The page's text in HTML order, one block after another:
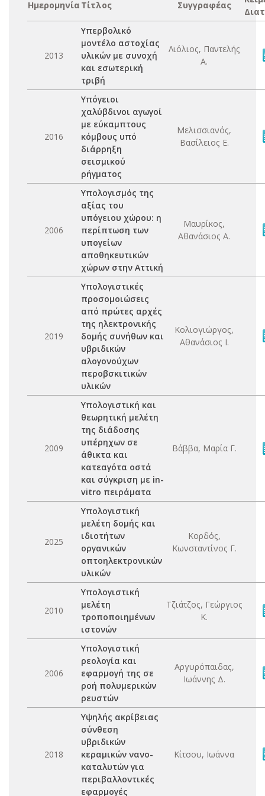
Ημερομηνία Τίτλος Συγγραφέας
2013
Υπερβολικό
μοντέλο αστοχίας
υλικών με συνοχή
και εσωτερική
τριβή
Λιόλιος, Παντελής
Α.
2016
Υπόγειοι
χαλύβδινοι αγωγοί
με εύκαμπτους
κόμβους υπό
διάρρηξη
σεισμικού
ρήγματος
Μελισσιανός,
Βασίλειος Ε.
2006
Υπολογισμός της
αξίας του
υπόγειου χώρου: η
περίπτωση των
υπογείων
αποθηκευτικών
χώρων στην Αττική
Μαυρίκος,
Αθανάσιος Α.
2019
Υπολογιστικές
προσομοιώσεις
από πρώτες αρχές
της ηλεκτρονικής
δομής συνήθων και
υβριδικών
αλογονούχων
περοβσκιτικών
υλικών
Κολιογιώργος,
Αθανάσιος Ι.
2009
Υπολογιστική και
θεωρητική μελέτη
της διάδοσης
υπέρηχων σε
άθικτα και
κατεαγότα οστά
και σύγκριση με in-
vitro πειράματα
Βάββα, Μαρία Γ.
2025
Υπολογιστική
μελέτη δομής και
ιδιοτήτων
οργανικών
οπτοηλεκτρονικών
υλικών
Κορδός,
Κωνσταντίνος Γ.
2010
Υπολογιστική
μελέτη
τροποποιημένων
ιστονών
Τζιάτζος, Γεώργιος
Κ.
2006
Υπολογιστική
ρεολογία και
εφαρμογή της σε
ροή πολυμερικών
ρευστών
Αργυρόπαιδας,
Ιωάννης Δ.
2018
Υψηλής ακρίβειας
σύνθεση
υβριδικών
κεραμικών νανο-
καταλυτών για
περιβαλλοντικές
εφαρμογές
Κίτσου, Ιωάννα